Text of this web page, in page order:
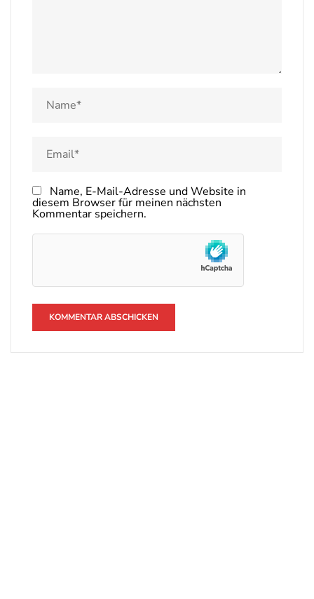
Name, E-Mail-Adresse und Website in
diesem Browser für meinen nächsten
Kommentar speichern.